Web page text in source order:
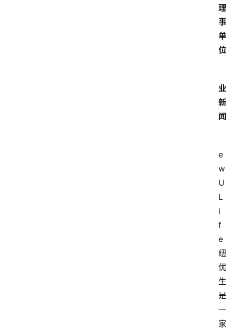
理
事
单
位
业
新
闻
e
w
U
L
i
f
e
纽
优
生
是
一
家